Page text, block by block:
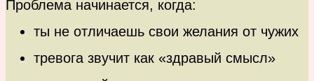
Проблема начинается, когда:
ты не отличаешь свои желания от чужих
тревога звучит как «здравый смысл»